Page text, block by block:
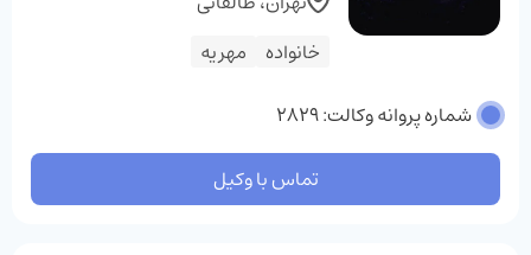
خانواده مهریه
شماره پروانه وکالت: 2829
تماس با وکیل